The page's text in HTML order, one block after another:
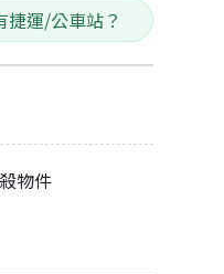
捷運/公車站？
物件